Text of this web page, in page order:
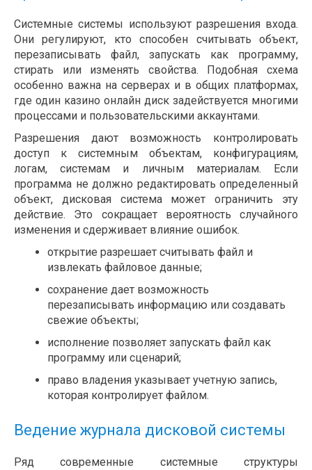
Системные системы используют разрешения входа.
Они регулируют, кто способен считывать объект,
перезаписывать файл, запускать как программу,
стирать или изменять свойства. Подобная схема
особенно важна на серверах и в общих платформах,
где один казино онлайн диск задействуется многими
процессами и пользовательскими аккаунтами.
Разрешения дают возможность контролировать
доступ к системным объектам, конфигурациям,
логам, системам и личным материалам. Если
программа не должно редактировать определенный
объект, дисковая система может ограничить эту
действие. Это сокращает вероятность случайного
изменения и сдерживает влияние ошибок.
открытие разрешает считывать файл и
извлекать файловое данные;
сохранение дает возможность
перезаписывать информацию или создавать
свежие объекты;
исполнение позволяет запускать файл как
программу или сценарий;
право владения указывает учетную запись,
которая контролирует файлом.
Ведение журнала дисковой системы
Ряд современные системные структуры